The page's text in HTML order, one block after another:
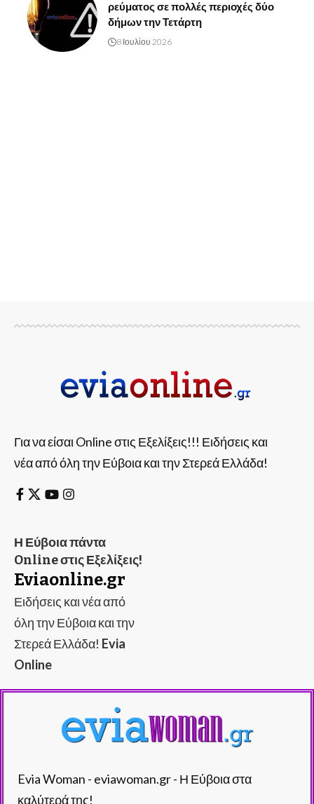
ρεύματος σε πολλές περιοχές δύο
δήμων την Τετάρτη
8 Ιουλίου 2026
Για να είσαι Online στις Εξελίξεις!!! Ειδήσεις και
νέα από όλη την Εύβοια και την Στερεά Ελλάδα!
Η Εύβοια πάντα
Online στις Εξελίξεις!
Eviaonline.gr
Ειδήσεις και νέα από
όλη την Εύβοια και την
Στερεά Ελλάδα! Evia
Online
Evia Woman - eviawoman.gr - Η Εύβοια στα
καλύτερά της!